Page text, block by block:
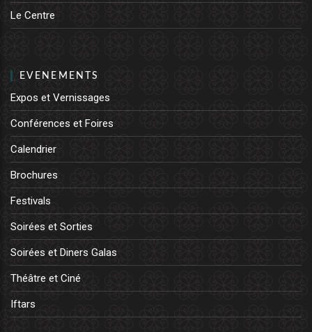
Le Centre
EVENEMENTS
Expos et Vernissages
Conférences et Foires
Calendrier
Brochures
Festivals
Soirées et Sorties
Soirées et Diners Galas
Théâtre et Ciné
Iftars